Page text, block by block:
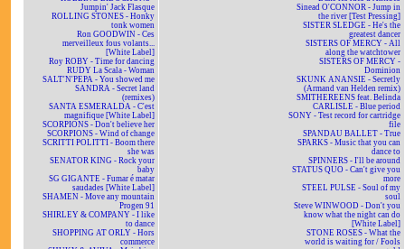
Jumpin' Jack Flasque
ROLLING STONES - Honky
tonk women
Ron GOODWIN - Ces
merveilleux fous volants...
[White Label]
Roy ROBY - Time for dancing
RUDY La Scala - Woman
SALT'N'PEPA - You showed me
SANDRA - Secret land
(remixes)
SANTA ESMERALDA - C'est
magnifique [White Label]
SCORPIONS - Don't believe her
SCORPIONS - Wind of change
SCRITTI POLITTI - Boom there
she was
SENATOR KING - Rock your
baby
SG GIGANTE - Fumar é matar
saudades [White Label]
SHAMEN - Move any mountain
Progen 91
SHIRLEY & COMPANY - I like
to dance
SHOPPING AT ORLY - Hors
commerce
Sinead O'CONNOR - Jump in
the river [Test Pressing]
SISTER SLEDGE - He's the
greatest dancer
SISTERS OF MERCY - All
along the watchtower
SISTERS OF MERCY -
Dominion
SKUNK ANANSIE - Secretly
(Armand van Helden remix)
SMITHEREENS feat. Belinda
CARLISLE - Blue period
SONY - Test record for cartridge
file
SPANDAU BALLET - True
SPARKS - Music that you can
dance to
SPINNERS - I'll be around
STATUS QUO - Can't give you
more
STEEL PULSE - Soul of my
soul
Steve WINWOOD - Don't you
know what the night can do
[White Label]
STONE ROSES - What the
world is waiting for / Fools